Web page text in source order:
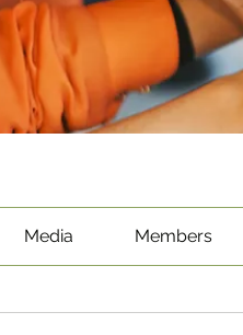
Media Members